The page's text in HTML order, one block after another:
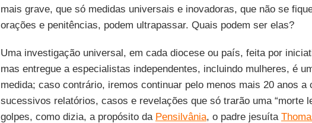
mais grave, que só medidas universais e inovadoras, que não se
orações e penitências, podem ultrapassar. Quais podem ser elas?
Uma investigação universal, em cada diocese ou país, feita por
mas entregue a especialistas independentes, incluindo mulheres, é
medida; caso contrário, iremos continuar pelo menos mais 20 anos a
sucessivos relatórios, casos e revelações que só trarão uma “morte
golpes, como dizia, a propósito da Pensilvânia, o padre jesuíta